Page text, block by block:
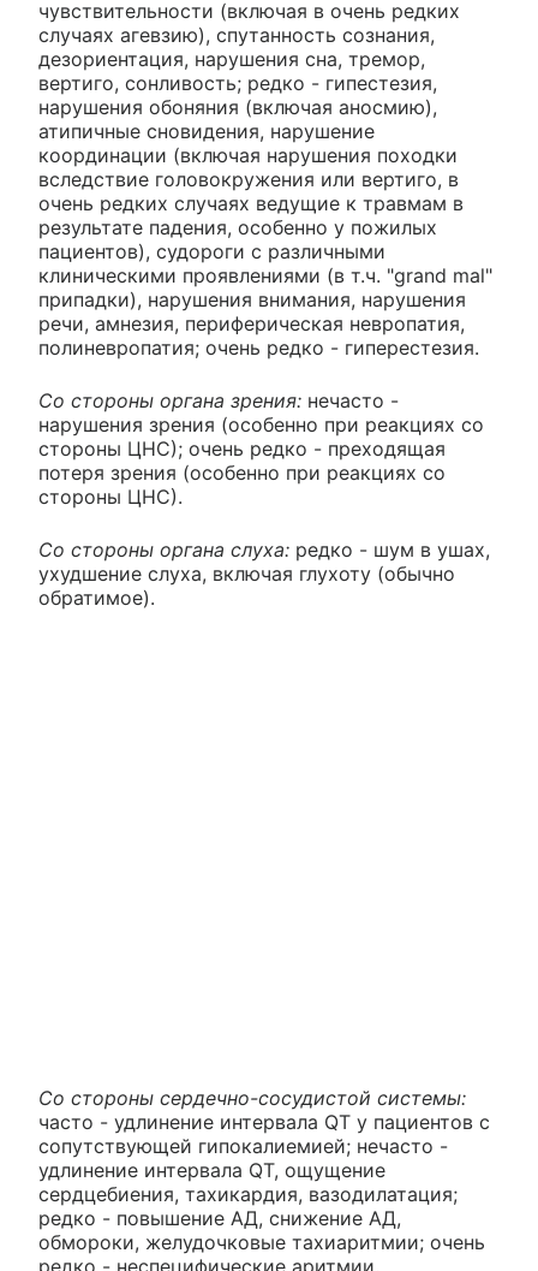
чувствительности (включая в очень редких
случаях агевзию), спутанность сознания,
дезориентация, нарушения сна, тремор,
вертиго, сонливость; редко - гипестезия,
нарушения обоняния (включая аносмию),
атипичные сновидения, нарушение
координации (включая нарушения походки
вследствие головокружения или вертиго, в
очень редких случаях ведущие к травмам в
результате падения, особенно у пожилых
пациентов), судороги с различными
клиническими проявлениями (в т.ч. "grand mal"
припадки), нарушения внимания, нарушения
речи, амнезия, периферическая невропатия,
полиневропатия; очень редко - гиперестезия.
Со стороны органа зрения: нечасто -
нарушения зрения (особенно при реакциях со
стороны ЦНС); очень редко - преходящая
потеря зрения (особенно при реакциях со
стороны ЦНС).
Со стороны органа слуха: редко - шум в ушах,
ухудшение слуха, включая глухоту (обычно
обратимое).
Со стороны сердечно-сосудистой системы:
часто - удлинение интервала QT у пациентов с
сопутствующей гипокалиемией; нечасто -
удлинение интервала QT, ощущение
сердцебиения, тахикардия, вазодилатация;
редко - повышение АД, снижение АД,
обмороки, желудочковые тахиаритмии; очень